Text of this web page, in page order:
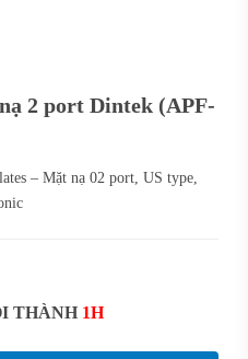
2 port Dintek (APF-
– Mặt nạ 02 port, US type,
THÀNH 1H